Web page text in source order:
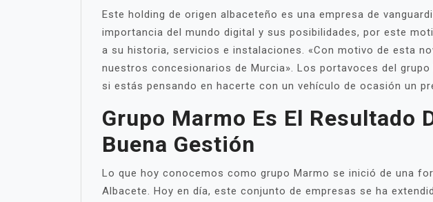
Este holding de origen albaceteño es una empresa de
importancia del mundo digital y sus posibilidades, por este
a su historia, servicios e instalaciones. «Con motivo de esta
nuestros concesionarios de Murcia». Los portavoces del
si estás pensando en hacerte con un vehículo de ocasión un
Grupo Marmo Es El Resultado
Buena Gestión
Lo que hoy conocemos como grupo Marmo se inició de una
Albacete. Hoy en día, este conjunto de empresas se ha